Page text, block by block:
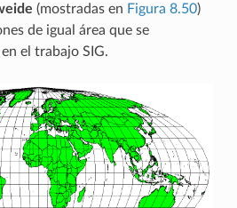
(mostradas en Figura 8.50)
de igual área que se
el trabajo SIG.